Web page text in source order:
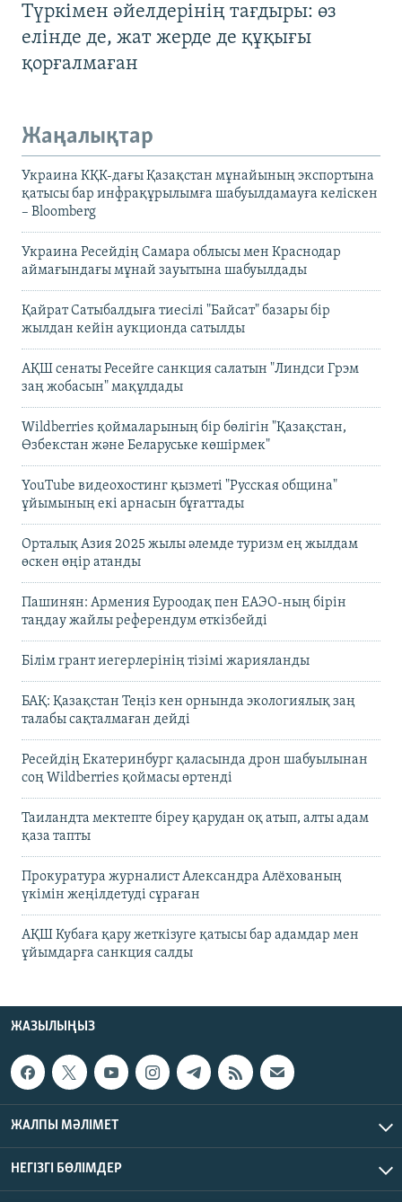
Түркімен әйелдерінің тағдыры: өз
елінде де, жат жерде де құқығы
қорғалмаған
Жаңалықтар
Украина КҚК-дағы Қазақстан мұнайының экспортына
қатысы бар инфрақұрылымға шабуылдамауға келіскен
– Bloomberg
Украина Ресейдің Самара облысы мен Краснодар
аймағындағы мұнай зауытына шабуылдады
Қайрат Сатыбалдыға тиесілі "Байсат" базары бір
жылдан кейін аукционда сатылды
АҚШ сенаты Ресейге санкция салатын "Линдси Грэм
заң жобасын" мақұлдады
Wildberries қоймаларының бір бөлігін "Қазақстан,
Өзбекстан және Беларуське көшірмек"
YouTube видеохостинг қызметі "Русская община"
ұйымының екі арнасын бұғаттады
Орталық Азия 2025 жылы әлемде туризм ең жылдам
өскен өңір атанды
Пашинян: Армения Еуроодақ пен ЕАЭО-ның бірін
таңдау жайлы референдум өткізбейді
Білім грант иегерлерінің тізімі жарияланды
БАҚ: Қазақстан Теңіз кен орнында экологиялық заң
талабы сақталмаған дейді
Ресейдің Екатеринбург қаласында дрон шабуылынан
соң Wildberries қоймасы өртенді
Таиландта мектепте біреу қарудан оқ атып, алты адам
қаза тапты
Прокуратура журналист Александра Алёхованың
үкімін жеңілдетуді сұраған
АҚШ Кубаға қару жеткізуге қатысы бар адамдар мен
ұйымдарға санкция салды
ЖАЗЫЛЫҢЫЗ
ЖАЛПЫ МӘЛІМЕТ
НЕГІЗГІ БӨЛІМДЕР